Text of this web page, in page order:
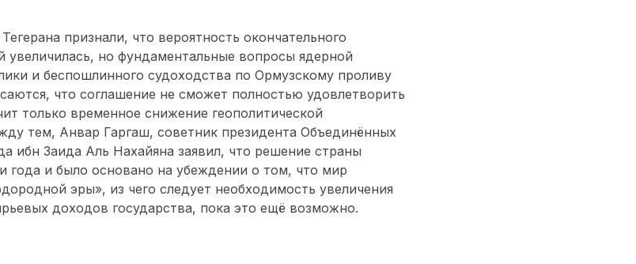
признали, что вероятность окончательного
увеличилась, но фундаментальные вопросы ядерной
и беспошлинного судоходства по Ормузскому проливу
что соглашение не сможет полностью удовлетворить
только временное снижение геополитической
тем, Анвар Гаргаш, советник президента Объединённых
ибн Заида Аль Нахайяна заявил, что решение страны
года и было основано на убеждении о том, что мир
эры», из чего следует необходимость увеличения
доходов государства, пока это ещё возможно.